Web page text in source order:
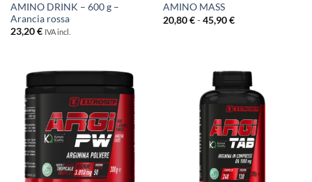
AMINO DRINK – 600 g –
Arancia rossa
23,20€ IVA incl.
AMINO MASS
20,80€ - 45,90€Fascia
45,90 €